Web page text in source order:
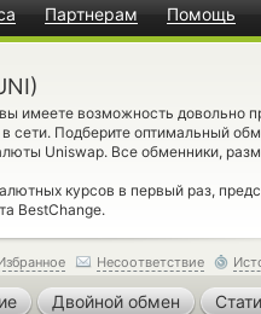
Партнерам Помощь
имеете возможность довольно
сети. Подберите оптимальный
Uniswap. Все обменники,
курсов в первый раз,
BestChange.
Несоответствие
Двойной обмен